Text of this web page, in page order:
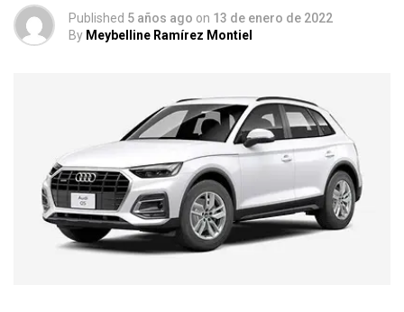
Published 5 años ago on 13 de enero de 2022
By Meybelline Ramírez Montiel